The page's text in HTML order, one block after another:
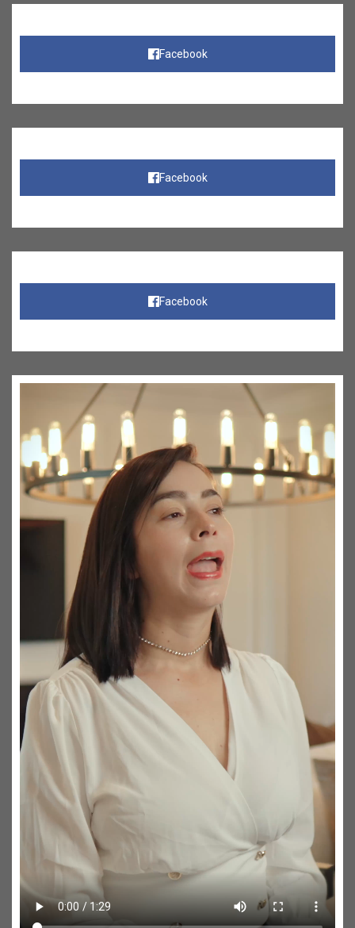
Facebook
Facebook
Facebook